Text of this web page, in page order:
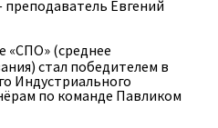
Евгений
«СПО» (среднее
стал победителем в
Индустриального
по команде Павликом